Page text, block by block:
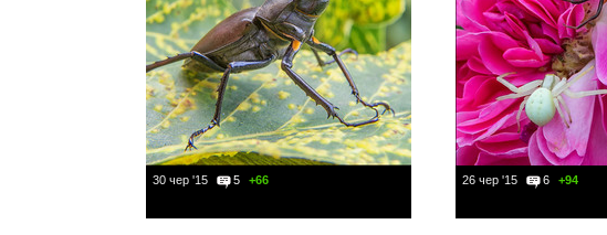
30 чер '15 5 +66 26 чер '15 6 +94